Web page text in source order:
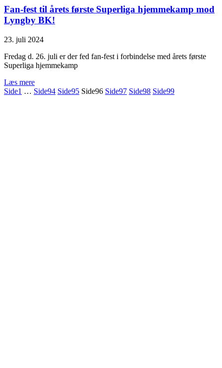
Fan-fest til årets første Superliga hjemmekamp mod
Lyngby BK!
23. juli 2024
Fredag d. 26. juli er der fed fan-fest i forbindelse med årets første
Superliga hjemmekamp
Læs mere
Side1 … Side94 Side95 Side96 Side97 Side98 Side99